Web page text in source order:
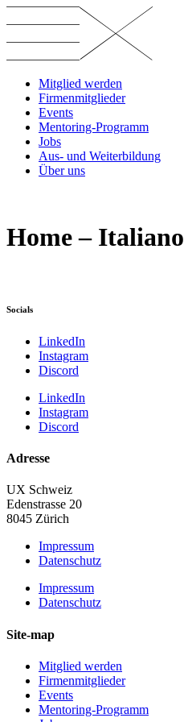
al
contenuto
Mitglied werden
Firmenmitglieder
Events
Mentoring-Programm
Jobs
Aus- und Weiterbildung
Über uns
Home – Italiano
Socials
LinkedIn
Instagram
Discord
LinkedIn
Instagram
Discord
Adresse
UX Schweiz
Edenstrasse 20
8045 Zürich
Impressum
Datenschutz
Impressum
Datenschutz
Site-map
Mitglied werden
Firmenmitglieder
Events
Mentoring-Programm